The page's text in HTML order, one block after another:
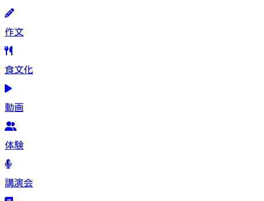
作文
食文化
動画
体験
講演会